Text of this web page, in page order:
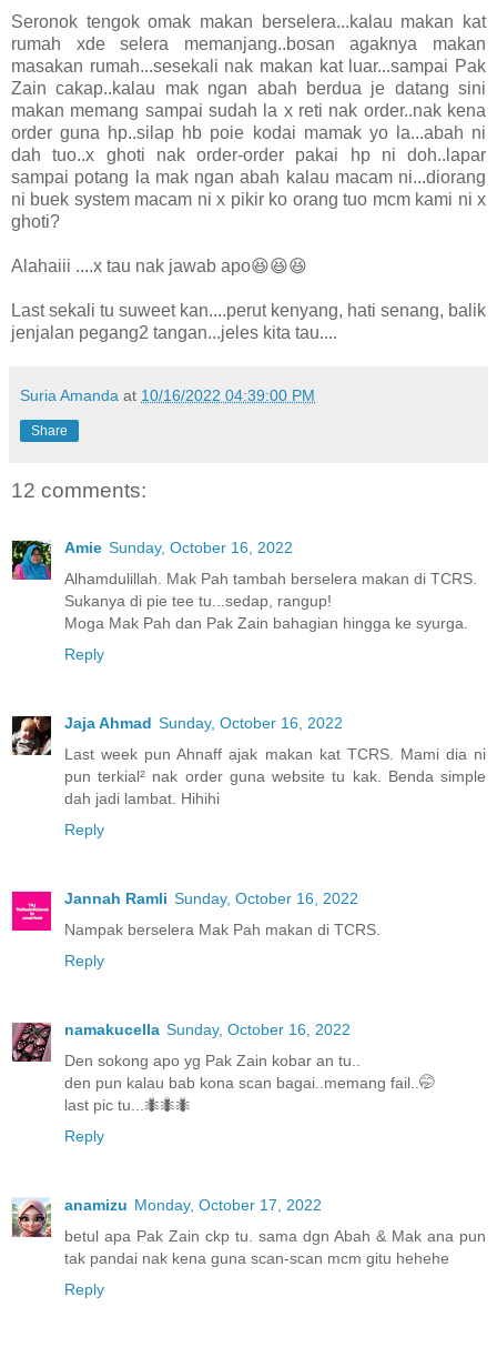
Seronok tengok omak makan berselera...kalau makan kat
rumah xde selera memanjang..bosan agaknya makan
masakan rumah...sesekali nak makan kat luar...sampai Pak
Zain cakap..kalau mak ngan abah berdua je datang sini
makan memang sampai sudah la x reti nak order..nak kena
order guna hp..silap hb poie kodai mamak yo la...abah ni
dah tuo..x ghoti nak order-order pakai hp ni doh..lapar
sampai potang la mak ngan abah kalau macam ni...diorang
ni buek system macam ni x pikir ko orang tuo mcm kami ni x
ghoti?
Alahaiii ....x tau nak jawab apo😆😆😆
Last sekali tu suweet kan....perut kenyang, hati senang, balik
jenjalan pegang2 tangan...jeles kita tau....
Suria Amanda at 10/16/2022 04:39:00 PM
Share
12 comments:
Amie Sunday, October 16, 2022
Alhamdulillah. Mak Pah tambah berselera makan di TCRS.
Sukanya di pie tee tu...sedap, rangup!
Moga Mak Pah dan Pak Zain bahagian hingga ke syurga.
Reply
Jaja Ahmad Sunday, October 16, 2022
Last week pun Ahnaff ajak makan kat TCRS. Mami dia ni
pun terkial² nak order guna website tu kak. Benda simple
dah jadi lambat. Hihihi
Reply
Jannah Ramli Sunday, October 16, 2022
Nampak berselera Mak Pah makan di TCRS.
Reply
namakucella Sunday, October 16, 2022
Den sokong apo yg Pak Zain kobar an tu..
den pun kalau bab kona scan bagai..memang fail..🤭
last pic tu...🐜🐜🐜
Reply
anamizu Monday, October 17, 2022
betul apa Pak Zain ckp tu. sama dgn Abah & Mak ana pun
tak pandai nak kena guna scan-scan mcm gitu hehehe
Reply